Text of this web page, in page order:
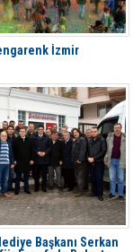
İzmir
Başkanı Serkan